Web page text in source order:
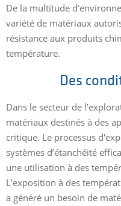
De la multitude
variété de matériaux
résistance aux produits
température.
Des
Dans le secteur de
matériaux destinés à des
critique. Le processus
systèmes d’étanchéité
une utilisation à des
L’exposition à des
a généré un besoin de